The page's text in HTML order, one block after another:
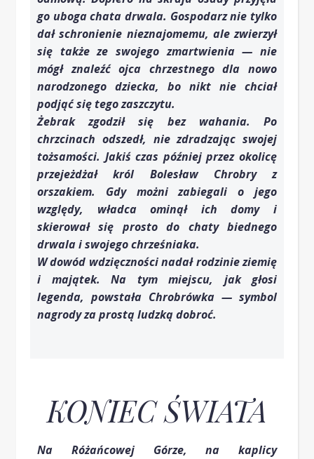
go uboga chata drwala. Gospodarz nie tylko
dał schronienie nieznajomemu, ale zwierzył
się także ze swojego zmartwienia — nie
mógł znaleźć ojca chrzestnego dla nowo
narodzonego dziecka, bo nikt nie chciał
podjąć się tego zaszczytu.
Żebrak zgodził się bez wahania. Po
chrzcinach odszedł, nie zdradzając swojej
tożsamości. Jakiś czas później przez okolicę
przejeżdżał król Bolesław Chrobry z
orszakiem. Gdy możni zabiegali o jego
względy, władca ominął ich domy i
skierował się prosto do chaty biednego
drwala i swojego chrześniaka.
W dowód wdzięczności nadał rodzinie ziemię
i majątek. Na tym miejscu, jak głosi
legenda, powstała Chrobrówka — symbol
nagrody za prostą ludzką dobroć.
KONIEC ŚWIATA
Na Różańcowej Górze, na kaplicy